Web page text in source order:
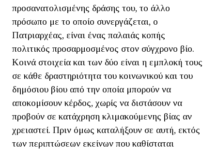
προσανατολισμένης δράσης του, το άλλο
πρόσωπο με το οποίο συνεργάζεται, ο
Πατριαρχέας, είναι ένας παλαιάς κοπής
πολιτικός προσαρμοσμένος στον σύγχρονο βίο.
Κοινά στοιχεία και των δύο είναι η εμπλοκή τους
σε κάθε δραστηριότητα του κοινωνικού και του
δημόσιου βίου από την οποία μπορούν να
αποκομίσουν κέρδος, χωρίς να διστάσουν να
προβούν σε κατάχρηση κλιμακούμενης βίας αν
χρειαστεί. Πριν όμως καταλήξουν σε αυτή, εκτός
των περιπτώσεων εκείνων που καθίσταται